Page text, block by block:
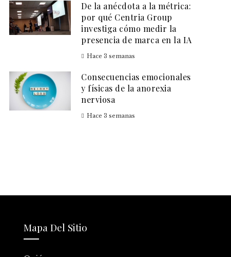
De la anécdota a la métrica:
por qué Centria Group
investiga cómo medir la
presencia de marca en la IA
Hace 3 semanas
Consecuencias emocionales
y físicas de la anorexia
nerviosa
Hace 3 semanas
Mapa Del Sitio